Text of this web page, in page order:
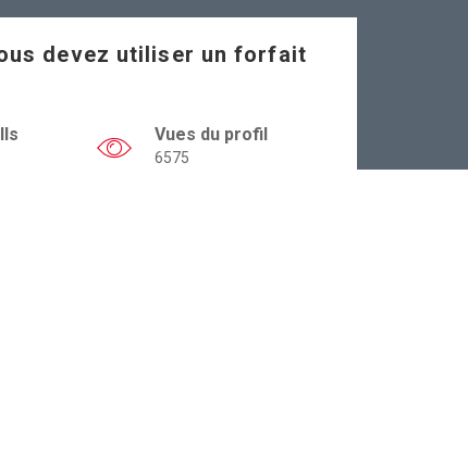
devez utiliser un forfait
Vues du profil
6575